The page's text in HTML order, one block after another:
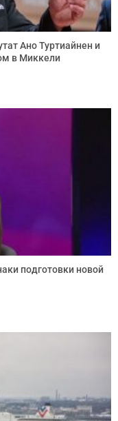
Ано Туртиайнен и
в Миккели
подготовки новой